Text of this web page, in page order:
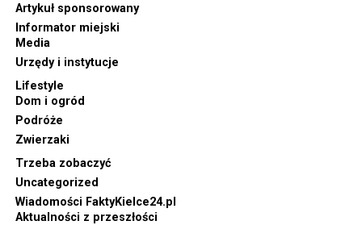
Artykuł sponsorowany
Informator miejski
Media
Urzędy i instytucje
Lifestyle
Dom i ogród
Podróże
Zwierzaki
Trzeba zobaczyć
Uncategorized
Wiadomości FaktyKielce24.pl
Aktualności z przeszłości